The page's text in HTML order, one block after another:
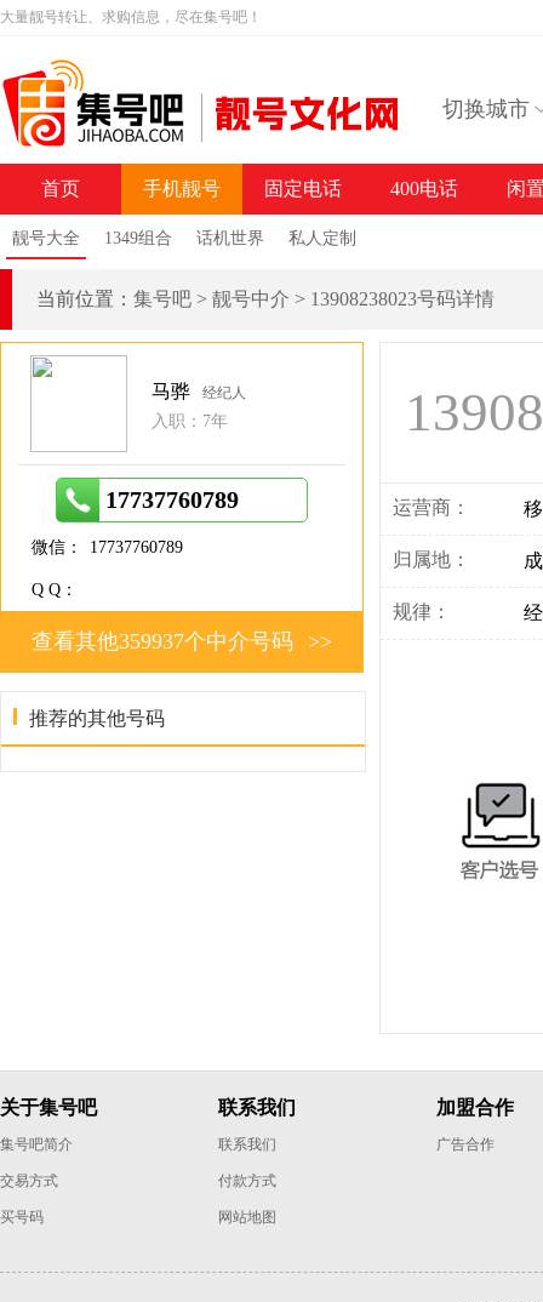
大量靓号转让、求购信息，尽在集号吧！
切换城市
首页 手机靓号
靓号大全 1349组合 话机世界 私人定制
固定电话 400电话 闲
当前位置： 集号吧 > 靓号中介 > 13908238023号码详情
运营商：
归属地：
规律：
马骅 经纪人
入职：7年
17737760789
微信： 17737760789
Q Q：
>>
查看其他359937个中介号码
推荐的其他号码
关于集号吧
集号吧简介
交易方式
买号码
联系我们
联系我们
付款方式
网站地图
加盟合作
广告合作